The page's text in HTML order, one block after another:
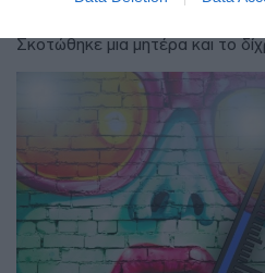
Σκοτώθηκε μια μητέρα και το